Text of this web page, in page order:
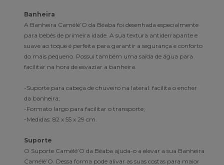
Banheira
A Banheira Camélé’O da Béaba foi desenhada especialmente
para bebés de primeira idade. A sua textura antiderrapante e
suave ao toque é perfeita para garantir a segurança e conforto
do mais pequeno. Possui também uma saída de água para
facilitar na hora de esvaziar a banheira.
-Suporte para cabeça de chuveiro na lateral: facilita o encher
da banheira;
-Formato largo para facilitar o transporte;
-Medidas: 82 x 55 x 29 cm.
Suporte
O Suporte Camélé’O da Béaba ajuda-o a elevar a sua Banheira
Camélé’O. Dessa forma pode alivar as suas costas para maior